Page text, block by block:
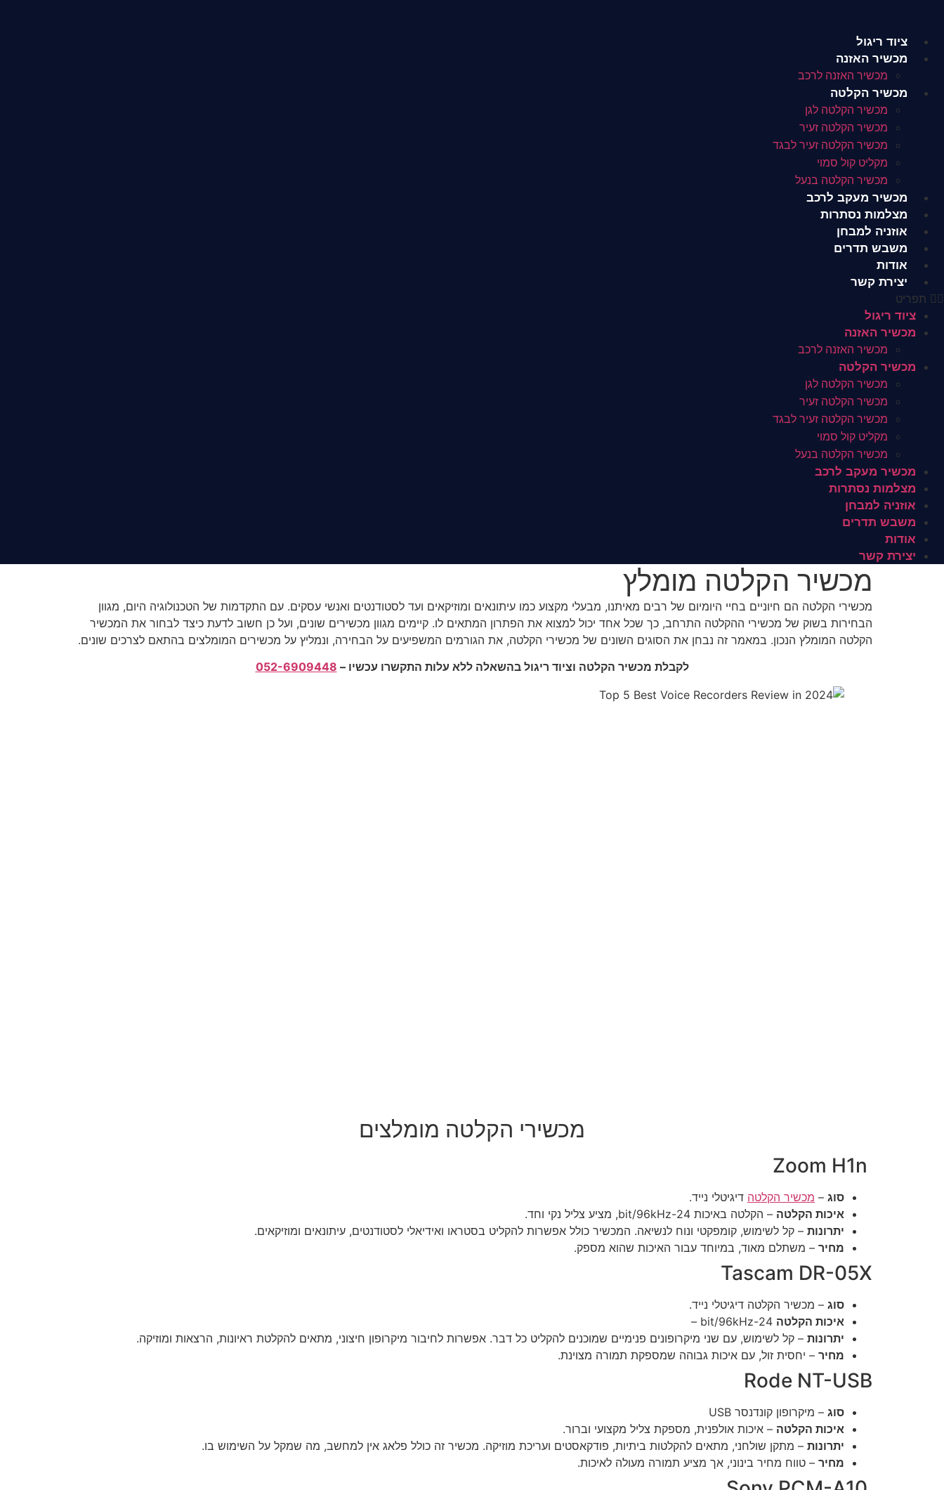
ציוד ריגול
מכשיר האזנה
מכשיר האזנה לרכב
מכשיר הקלטה
מכשיר הקלטה לגן
מכשיר הקלטה זעיר
מכשיר הקלטה זעיר לבגד
מקליט קול סמוי
מכשיר הקלטה בנעל
מכשיר מעקב לרכב
מצלמות נסתרות
אוזניה למבחן
משבש תדרים
אודות
יצירת קשר
תפריט
ציוד ריגול
מכשיר האזנה
מכשיר האזנה לרכב
מכשיר הקלטה
מכשיר הקלטה לגן
מכשיר הקלטה זעיר
מכשיר הקלטה זעיר לבגד
מקליט קול סמוי
מכשיר הקלטה בנעל
מכשיר מעקב לרכב
מצלמות נסתרות
אוזניה למבחן
משבש תדרים
אודות
יצירת קשר
מכשיר הקלטה מומלץ
מכשירי הקלטה הם חיוניים בחיי היומיום של רבים מאיתנו, מבעלי מקצוע כמו עיתונאים ומוזיקאים ועד לסטודנטים ואנשי עסקים. עם התקדמות של הטכנולוגיה היום, מגוון
הבחירות בשוק של מכשירי ההקלטה התרחב, כך שכל אחד יכול למצוא את הפתרון המתאים לו. קיימים מגוון מכשירים שונים, ועל כן חשוב לדעת כיצד לבחור את המכשיר
הקלטה המומלץ הנכון. במאמר זה נבחן את הסוגים השונים של מכשירי הקלטה, את הגורמים המשפיעים על הבחירה, ונמליץ על מכשירים המומלצים בהתאם לצרכים שונים.
לקבלת מכשיר הקלטה וציוד ריגול בהשאלה ללא עלות התקשרו עכשיו – 052-6909448
מכשירי הקלטה מומלצים
סוג – מכשיר הקלטה דיגיטלי נייד.
איכות הקלטה – הקלטה באיכות 24-bit/96kHz, מציע צליל נקי וחד.
יתרונות – קל לשימוש, קומפקטי ונוח לנשיאה. המכשיר כולל אפשרות להקליט בסטראו ואידיאלי לסטודנטים, עיתונאים ומוזיקאים.
מחיר – משתלם מאוד, במיוחד עבור האיכות שהוא מספק.
Tascam DR-05X
סוג – מכשיר הקלטה דיגיטלי נייד.
איכות הקלטה
יתרונות – קל לשימוש, עם שני מיקרופונים פנימיים שמוכנים להקליט כל דבר. אפשרות לחיבור מיקרופון חיצוני, מתאים להקלטת ראיונות, הרצאות ומוזיקה.
מחיר – יחסית זול, עם איכות גבוהה שמספקת תמורה מצוינת.
Rode NT-USB
סוג – מיקרופון קונדנסר USB
איכות הקלטה – איכות אולפנית, מספקת צליל מקצועי וברור.
יתרונות – מתקן שולחני, מתאים להקלטות ביתיות, פודקאסטים ועריכת מוזיקה. מכשיר זה כולל פלאג אין למחשב, מה שמקל על השימוש בו.
מחיר – טווח מחיר בינוני, אך מציע תמורה מעולה לאיכות.